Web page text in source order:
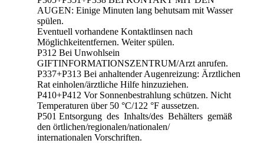
AUGEN: Einige Minuten lang behutsam mit Wasser
spülen.
Eventuell vorhandene Kontaktlinsen nach
Möglichkeitentfernen. Weiter spülen.
P312 Bei Unwohlsein
GIFTINFORMATIONSZENTRUM/Arzt anrufen.
P337+P313 Bei anhaltender Augenreizung: Ärztlichen
Rat einholen/ärztliche Hilfe hinzuziehen.
P410+P412 Vor Sonnenbestrahlung schützen. Nicht
Temperaturen über 50 °C/122 °F aussetzen.
P501 Entsorgung des Inhalts/des Behälters gemäß
den örtlichen/regionalen/nationalen/
internationalen Vorschriften.